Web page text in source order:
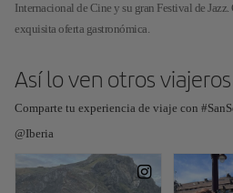
Internacional de Cine y su gran Festival de
exquisita oferta gastronómica.
Así lo ven otros viajeros
Comparte tu experiencia de viaje con
@Iberia